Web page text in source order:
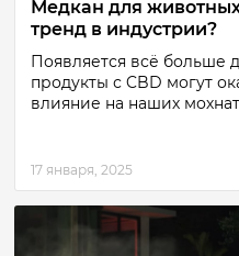
Медкан для
тренд в индустрии?
Появляется всё больше
продукты с CBD могут
влияние на наших
17 января, 2025